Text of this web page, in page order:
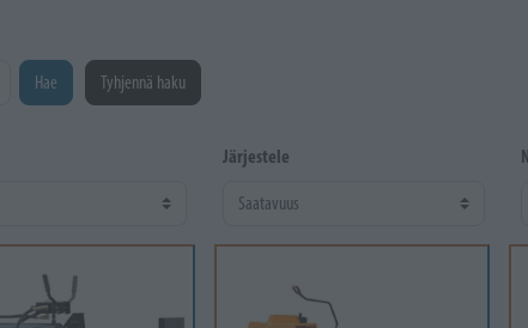
Hae Tyhjennä haku
Järjestele